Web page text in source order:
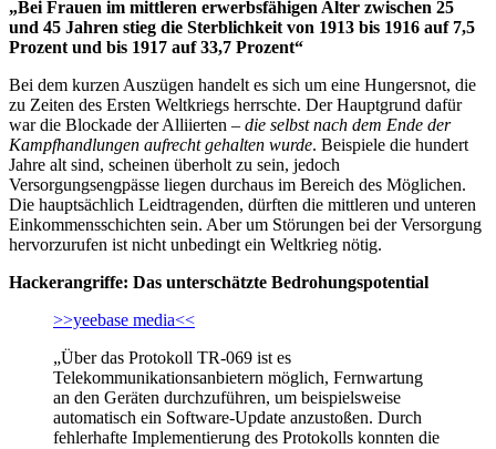
„Bei Frauen im mittleren erwerbsfähigen Alter zwischen 25
und 45 Jahren stieg die Sterblichkeit von 1913 bis 1916 auf 7,5
Prozent und bis 1917 auf 33,7 Prozent“
Bei dem kurzen Auszügen handelt es sich um eine Hungersnot, die
zu Zeiten des Ersten Weltkriegs herrschte. Der Hauptgrund dafür
war die Blockade der Alliierten – die selbst nach dem Ende der
Kampfhandlungen aufrecht gehalten wurde. Beispiele die hundert
Jahre alt sind, scheinen überholt zu sein, jedoch
Versorgungsengpässe liegen durchaus im Bereich des Möglichen.
Die hauptsächlich Leidtragenden, dürften die mittleren und unteren
Einkommensschichten sein. Aber um Störungen bei der Versorgung
hervorzurufen ist nicht unbedingt ein Weltkrieg nötig.
Hackerangriffe: Das unterschätzte Bedrohungspotential
>>yeebase media<<
„Über das Protokoll TR-069 ist es
Telekommunikationsanbietern möglich, Fernwartung
an den Geräten durchzuführen, um beispielsweise
automatisch ein Software-Update anzustoßen. Durch
fehlerhafte Implementierung des Protokolls konnten die